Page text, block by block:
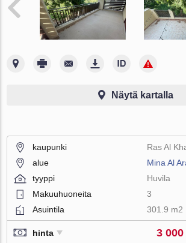
Näytä kartalla
kaupunki
Ras Al
alue
Mina Al
tyyppi
Huvila
Makuuhuoneita
3
Asuintila
301.9 m2
hinta 3